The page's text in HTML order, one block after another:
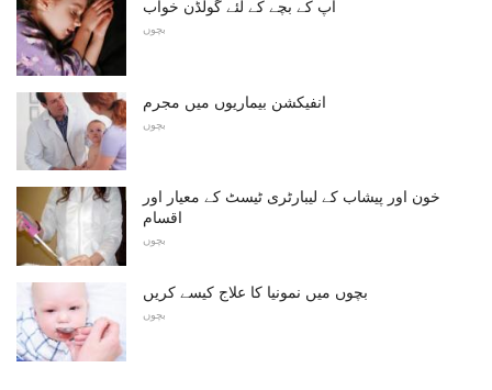
آپ کے بچے کے لئے گولڈن خواب
بچوں
انفیکشن بیماریوں میں مجرم
بچوں
خون اور پیشاب کے لیبارٹری ٹیسٹ کے معیار اور
اقسام
بچوں
بچوں میں نمونیا کا علاج کیسے کریں
بچوں